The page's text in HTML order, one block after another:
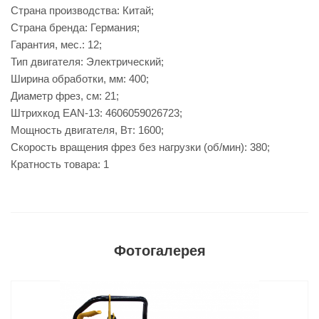
Страна производства: Китай;
Страна бренда: Германия;
Гарантия, мес.: 12;
Тип двигателя: Электрический;
Ширина обработки, мм: 400;
Диаметр фрез, см: 21;
Штрихкод EAN-13: 4606059026723;
Мощность двигателя, Вт: 1600;
Скорость вращения фрез без нагрузки (об/мин): 380;
Кратность товара: 1
Фотогалерея